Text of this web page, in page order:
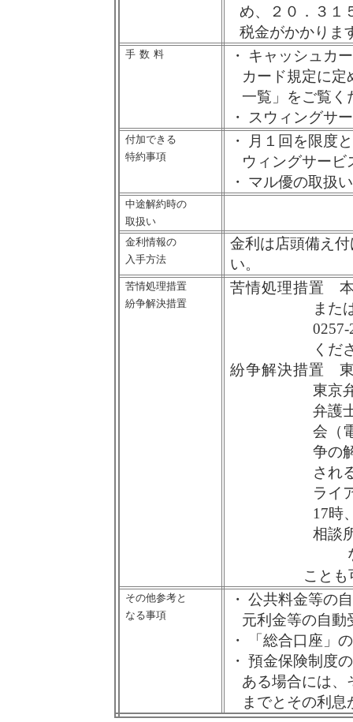
め、２０．３１
税金がかかりま
手数料 ・
キャッシュカ
カード規定に定
一覧」をご覧く
・
スウィングサ
付加できる
特約事項
・
月１回を限度
ウィングサービ
・ マル優の取扱
中途解約時の
取扱い
金利情報の
入手方法
金利は店頭備え
い。
苦情処理措置
紛争解決措置
苦情処理措置 本
また
0257-
くだ
紛争解決措置 東
東京
弁護
会（
争の
され
ライ
17時
相談
ことも
その他参考と
なる事項
・ 公共料金等の
元利金等の自動
・
「総合口座」
・ 預金保険制度
ある場合には、
までとその利